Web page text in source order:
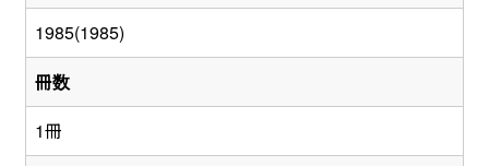
1985(1985)
冊数
1冊